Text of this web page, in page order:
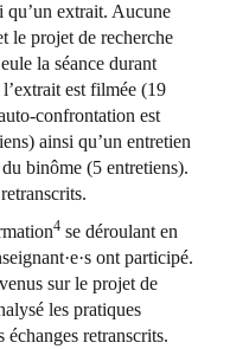
qu’un extrait. Aucune
le projet de recherche
la séance durant
est filmée (19
confrontation est
ainsi qu’un entretien
binôme (5 entretiens).
4 se déroulant en
ont participé.
sur le projet de
les pratiques
échanges retranscrits.